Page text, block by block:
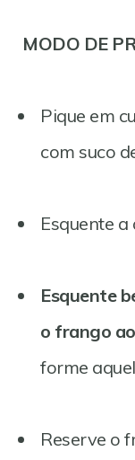
MODO DE
Pique em
com suco
Esquente
Esquente
o frango
forme
Reserve o